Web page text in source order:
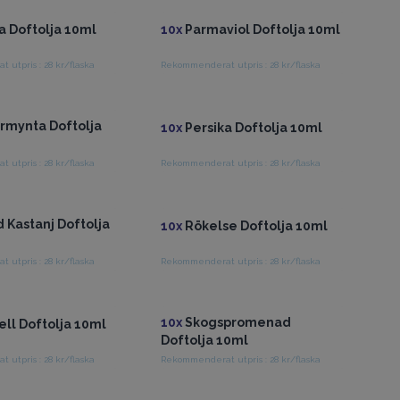
Doftolja 10ml
utpris : 28 kr/flaska
10x Parmaviol Doftolja 10ml
Rekommenderat utpris : 28 kr/flaska
Doftolja
utpris : 28 kr/flaska
10x Persika Doftolja 10ml
Rekommenderat utpris : 28 kr/flaska
Kastanj Doftolja
utpris : 28 kr/flaska
10x Rökelse Doftolja 10ml
Rekommenderat utpris : 28 kr/flaska
Doftolja 10ml
utpris : 28 kr/flaska
10xSkogspromenad
Doftolja 10ml
Rekommenderat utpris : 28 kr/flaska